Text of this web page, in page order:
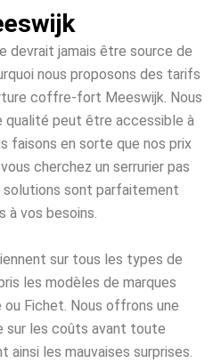
devrait jamais être source de
nous proposons des tarifs
coffre-fort Meeswijk. Nous
qualité peut être accessible à
faisons en sorte que nos prix
cherchez un serrurier pas
solutions sont parfaitement
à vos besoins.
sur tous les types de
les modèles de marques
Fichet. Nous offrons une
sur les coûts avant toute
les mauvaises surprises.